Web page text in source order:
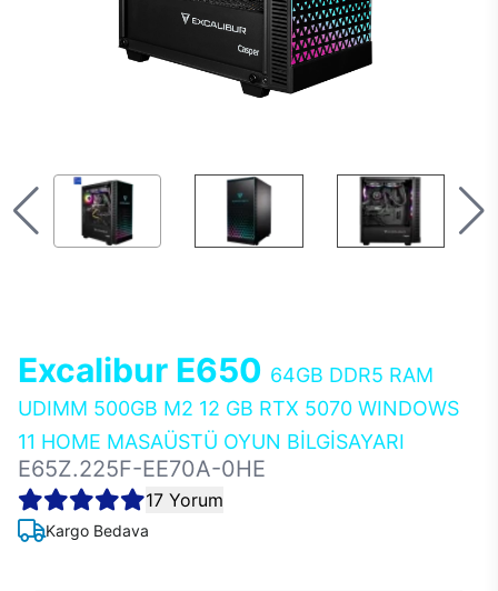
Excalibur E650 64GB DDR5 RAM
UDIMM 500GB M2 12 GB RTX 5070 WINDOWS
11 HOME MASAÜSTÜ OYUN BİLGİSAYARI
E65Z.225F-EE70A-0HE
17 Yorum
Kargo Bedava